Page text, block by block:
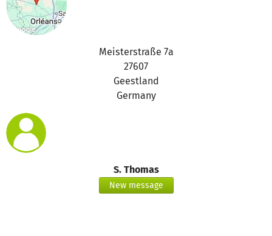
Meisterstraße 7a
27607
Geestland
Germany
S. Thomas
New message